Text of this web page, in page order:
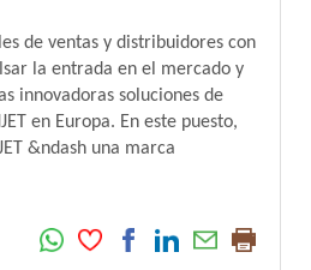
de ventas y distribuidores con
la entrada en el mercado y
innovadoras soluciones de
en Europa. En este puesto,
&ndash una marca